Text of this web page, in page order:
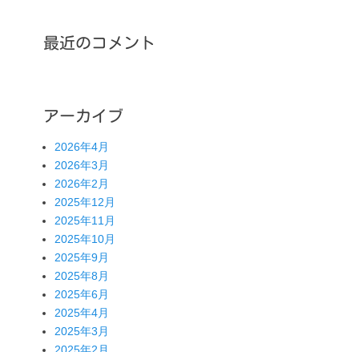
最近のコメント
アーカイブ
2026年4月
2026年3月
2026年2月
2025年12月
2025年11月
2025年10月
2025年9月
2025年8月
2025年6月
2025年4月
2025年3月